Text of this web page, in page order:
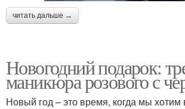
читать дальше →
Новогодний подарок:
маникюра розового с
Новый год – это время, когда мы хотим